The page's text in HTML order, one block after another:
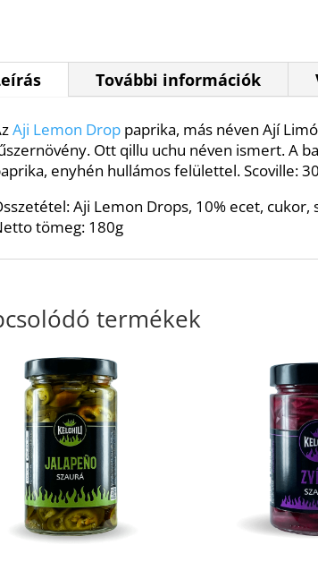
További információk
Aji Lemon Drop paprika, más néven Ají
Ott qillu uchu néven ismert. A
enyhén hullámos felülettel. Scoville:
Aji Lemon Drops, 10% ecet,
tömeg: 180g
termékek